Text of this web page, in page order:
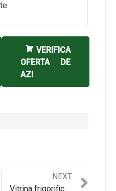
VERIFICA
OFERTA DE
AZI
NEXT
post:
Vitrina frigorifica Arctic V 296 – Review si Recomandari